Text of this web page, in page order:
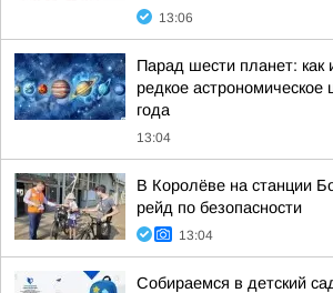
13:06
Парад шести планет: как
редкое астрономическое
года
13:04
В Королёве на станции
рейд по безопасности
13:04
Собираемся в детский